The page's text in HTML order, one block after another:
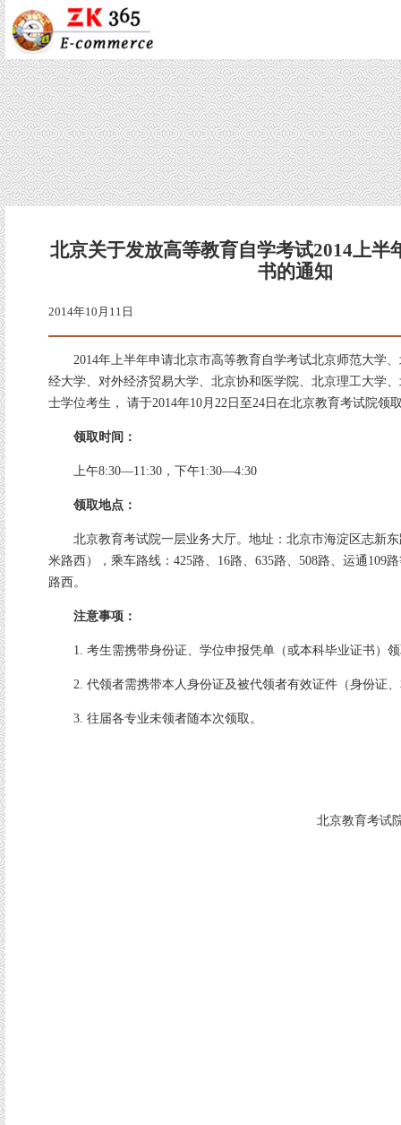
北京关于发放高等教育自学考试2014上半
书的通知
2014年10月11日
2014年上半年申请北京市高等教育自学考试北京师范大学、
经大学、对外经济贸易大学、北京协和医学院、北京理工大学
士学位考生， 请于2014年10月22日至24日在北京教育考试院领
领取时间：
上午8:30—11:30，下午1:30—4:30
领取地点：
北京教育考试院一层业务大厅。地址：北京市海淀区志新东
米路西），乘车路线：425路、16路、635路、508路、运通109
路西。
注意事项：
1. 考生需携带身份证、学位申报凭单（或本科毕业证书）
2. 代领者需携带本人身份证及被代领者有效证件（身份证、
3. 往届各专业未领者随本次领取。
北京教育考试